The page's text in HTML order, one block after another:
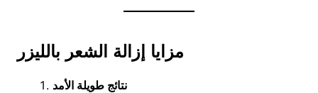
مزايا إزالة الشعر بالليزر
نتائج طويلة الأمد